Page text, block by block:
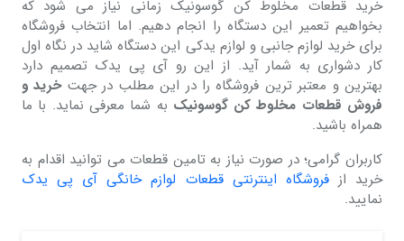
خرید قطعات مخلوط کن گوسونیک زمانی نیاز می شود که
بخواهیم تعمیر این دستگاه را انجام دهیم. اما انتخاب فروشگاه
برای خرید لوازم جانبی و لوازم یدکی این دستگاه شاید در نگاه اول
کار دشواری به شمار آید. از این رو آی پی یدک تصمیم دارد
بهترین و معتبر ترین فروشگاه را در این مطلب در جهتخرید و
فروش قطعات مخلوط کن گوسونیک به شما معرفی نماید. با ما
همراه باشید.
کاربران گرامی؛ در صورت نیاز به تامین قطعات می توانید اقدام به
خرید ازفروشگاه اینترنتی قطعات لوازم خانگی آی پی یدک
نمایید.